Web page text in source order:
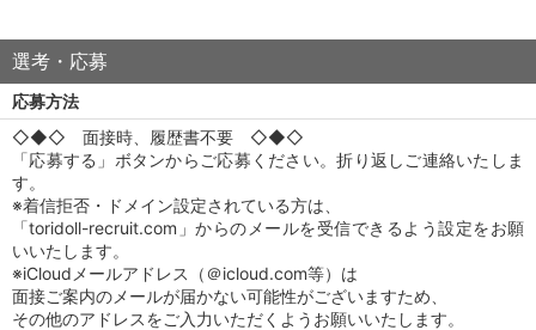
選考・応募
応募方法
◇◆◇ 面接時、履歴書不要 ◇◆◇
「応募する」ボタンからご応募ください。折り返しご連絡いたしま
す。
※着信拒否・ドメイン設定されている方は、
「toridoll-recruit.com」からのメールを受信できるよう設定をお願
いいたします。
※iCloudメールアドレス（＠icloud.com等）は
面接ご案内のメールが届かない可能性がございますため、
その他のアドレスをご入力いただくようお願いいたします。